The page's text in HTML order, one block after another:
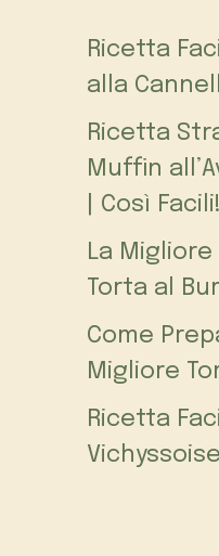
Ricetta
alla
Ricetta
Muffin
| Così
La
Torta al
Come
Migliore
Ricetta
Vichyssoise